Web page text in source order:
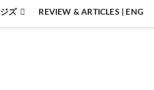
ズ REVIEW & ARTICLES | ENG